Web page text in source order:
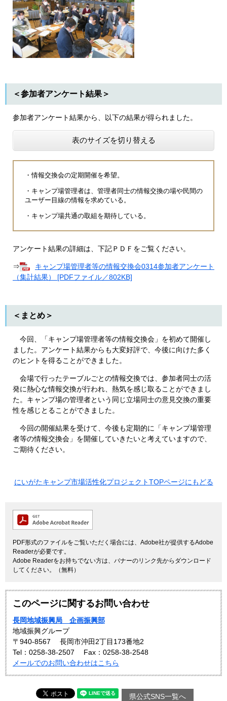
＜参加者アンケート結果＞
参加者アンケート結果から、以下の結果が得られました。
表のサイズを切り替える
・情報交換会の定期開催を希望。
・キャンプ場管理者は、管理者同士の情報交換の場や民間の
ユーザー目線の情報を求めている。
・キャンプ場共通の取組を期待している。
アンケート結果の詳細は、下記ＰＤＦをご覧ください。
⇒
キャンプ場管理者等の情報交換会0314参加者アンケート
（集計結果） [PDFファイル／802KB]
＜まとめ＞
今回、「キャンプ場管理者等の情報交換会」を初めて開催し
ました。アンケート結果からも大変好評で、今後に向けた多く
のヒントを得ることができました。
会場で行ったテーブルごとの情報交換では、参加者同士の活
発に熱心な情報交換が行われ、熱気を感じ取ることができまし
た。キャンプ場の管理者という同じ立場同士の意見交換の重要
性を感じとることができました。
今回の開催結果を受けて、今後も定期的に「キャンプ場管理
者等の情報交換会」を開催していきたいと考えていますので、
ご期待ください。
にいがたキャンプ市場活性化プロジェクトTOPページにもどる
PDF形式のファイルをご覧いただく場合には、Adobe社が提供するAdobe
Readerが必要です。
Adobe Readerをお持ちでない方は、バナーのリンク先からダウンロード
してください。（無料）
このページに関するお問い合わせ
長岡地域振興局 企画振興部
地域振興グループ
〒940-8567
長岡市沖田2丁目173番地2
Tel：0258-38-2507
Fax：0258-38-2548
メールでのお問い合わせはこちら
県公式SNS一覧へ